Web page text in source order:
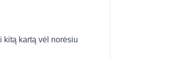
kitą kartą vėl norėsiu